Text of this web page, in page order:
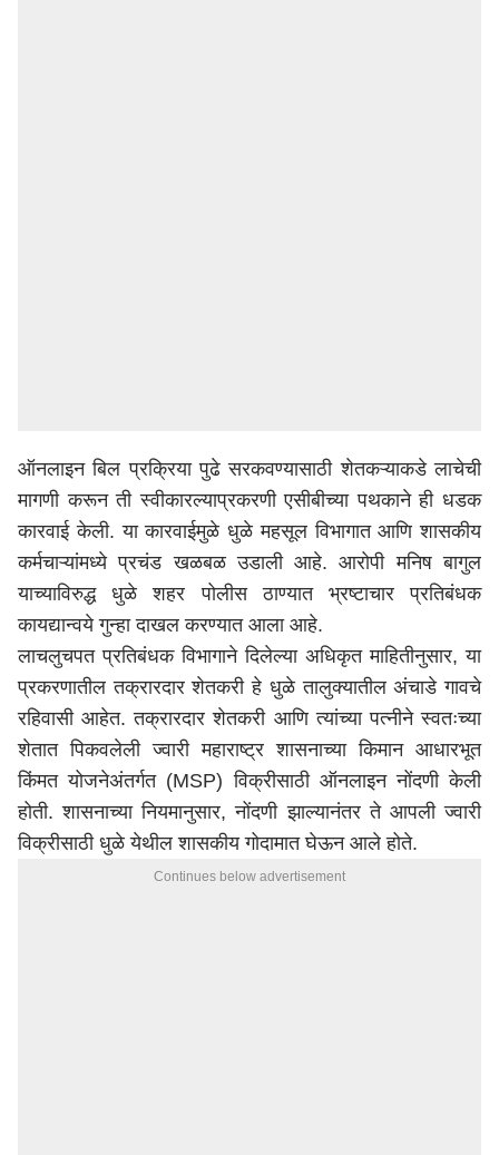
ऑनलाइन बिल प्रक्रिया पुढे सरकवण्यासाठी शेतकऱ्याकडे लाचेची
मागणी करून ती स्वीकारल्याप्रकरणी एसीबीच्या पथकाने ही धडक
कारवाई केली. या कारवाईमुळे धुळे महसूल विभागात आणि शासकीय
कर्मचाऱ्यांमध्ये प्रचंड खळबळ उडाली आहे. आरोपी मनिष बागुल
याच्याविरुद्ध धुळे शहर पोलीस ठाण्यात भ्रष्टाचार प्रतिबंधक
कायद्यान्वये गुन्हा दाखल करण्यात आला आहे.
लाचलुचपत प्रतिबंधक विभागाने दिलेल्या अधिकृत माहितीनुसार, या
प्रकरणातील तक्रारदार शेतकरी हे धुळे तालुक्यातील अंचाडे गावचे
रहिवासी आहेत. तक्रारदार शेतकरी आणि त्यांच्या पत्नीने स्वतःच्या
शेतात पिकवलेली ज्वारीमहाराष्ट्र शासनाच्या किमान आधारभूत
किंमत योजनेअंतर्गत (MSP) विक्रीसाठी ऑनलाइन नोंदणी केली
होती. शासनाच्या नियमानुसार, नोंदणी झाल्यानंतर ते आपली ज्वारी
विक्रीसाठी धुळे येथील शासकीय गोदामात घेऊन आले होते.
Continues below advertisement